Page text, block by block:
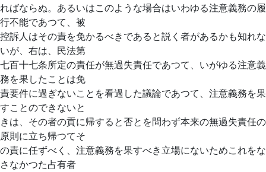
ればならぬ。あるいはこのような場合はいわゆる注意義務の履
行不能であつて、被
控訴人はその責を免かるべきであると説く者があるかも知れな
いが、右は、民法第
七百十七条所定の責任が無過失責任であつて、いがゆる注意義
務を果したことは免
責要件に過ぎないことを看過した議論であつて、注意義務を果
すことのできないと
きは、その者の貢に帰すると否とを問わず本来の無過失責任の
原則に立ち帰つてそ
の責に任ずべく、注意義務を果すべき立場にないためこれをな
さなかつた占有者